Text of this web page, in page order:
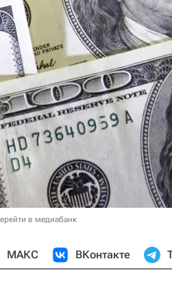
в медиабанк
МАКС ВКонтакте